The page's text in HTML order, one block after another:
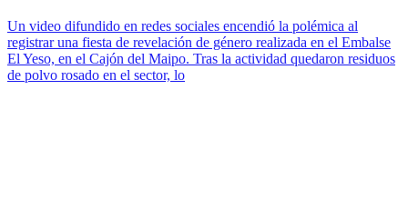
Un video difundido en redes sociales encendió la polémica al
registrar una fiesta de revelación de género realizada en el Embalse
El Yeso, en el Cajón del Maipo. Tras la actividad quedaron residuos
de polvo rosado en el sector, lo